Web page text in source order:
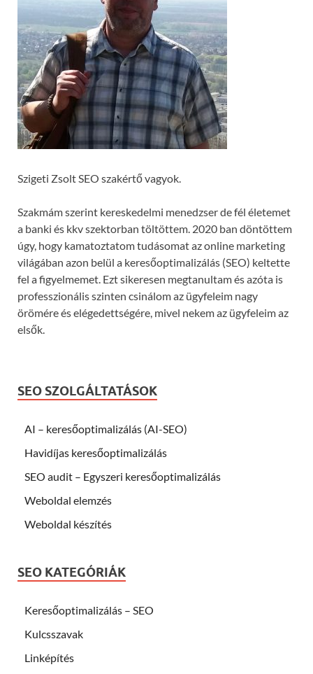
Szigeti Zsolt SEO szakértő vagyok.
Szakmám szerint kereskedelmi menedzser de fél életemet
a banki és kkv szektorban töltöttem. 2020 ban döntöttem
úgy, hogy kamatoztatom tudásomat az online marketing
világában azon belül a keresőoptimalizálás (SEO) keltette
fel a figyelmemet. Ezt sikeresen megtanultam és azóta is
professzionális szinten csinálom az ügyfeleim nagy
örömére és elégedettségére, mivel nekem az ügyfeleim az
elsők.
SEO SZOLGÁLTATÁSOK
AI – keresőoptimalizálás (AI-SEO)
Havidíjas keresőoptimalizálás
SEO audit – Egyszeri keresőoptimalizálás
Weboldal elemzés
Weboldal készítés
SEO KATEGÓRIÁK
Keresőoptimalizálás – SEO
Kulcsszavak
Linképítés